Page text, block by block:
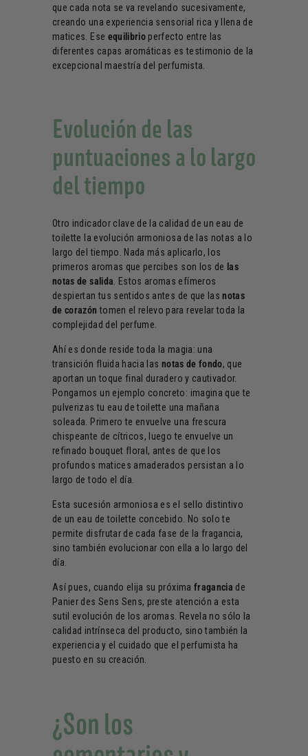
que cada nota se va revelando sucesivamente,
creando una experiencia sensorial rica y llena de
matices. Ese equilibrio perfecto entre las
diferentes capas aromáticas es testimonio de la
excepcional maestría del perfumista.
Evolución de las
puntuaciones a lo largo
del tiempo
Otro indicador clave de la calidad de un eau de
toilette la evolución armoniosa de las notas a lo
largo del tiempo. Nada más aplicarlo, los
primeros aromas que percibes son los de las
notas de salida. Estos aromas efímeros
despiertan tus sentidos antes de que lasnotas
de corazón tomen el relevo para revelar toda la
complejidad del perfume.
Ahí es donde reside toda la magia: una
transición fluida hacia las notas de fondo, que
aportan un toque final duradero y cautivador.
Pongamos un ejemplo concreto: imagina que te
pulverizas tu eau de toilette una mañana
soleada. Primero te envuelve una frescura
chispeante de cítricos, luego te envuelve un
refinado bouquet floral, antes de que los
profundos matices amaderados persistan a lo
largo de todo el día.
Esta sucesión armoniosa es el sello distintivo
de un eau de toilette concebido. No solo te
permite disfrutar de cada fase de la fragancia,
sino también evolucionar con ella a lo largo del
día.
Así pues, cuando elija su próxima fragancia de
Panier des Sens Sens, preste atención a esta
sutil evolución de los aromas. Revela no sólo la
calidad intrínseca del producto, sino también la
experiencia y el cuidado que el perfumista ha
puesto en su creación.
¿Son los